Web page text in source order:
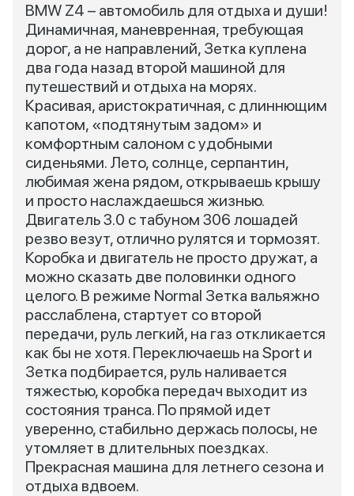
BMW Z4 – автомобиль для отдыха и души!
Динамичная, маневренная, требующая
дорог, а не направлений, Зетка куплена
два года назад второй машиной для
путешествий и отдыха на морях.
Красивая, аристократичная, с длиннющим
капотом, «подтянутым задом» и
комфортным салоном с удобными
сиденьями. Лето, солнце, серпантин,
любимая жена рядом, открываешь крышу
и просто наслаждаешься жизнью.
Двигатель 3.0 с табуном 306 лошадей
резво везут, отлично рулятся и тормозят.
Коробка и двигатель не просто дружат, а
можно сказать две половинки одного
целого. В режиме Normal Зетка вальяжно
расслаблена, стартует со второй
передачи, руль легкий, на газ откликается
как бы не хотя. Переключаешь на Sport и
Зетка подбирается, руль наливается
тяжестью, коробка передач выходит из
состояния транса. По прямой идет
уверенно, стабильно держась полосы, не
утомляет в длительных поездках.
Прекрасная машина для летнего сезона и
отдыха вдвоем.